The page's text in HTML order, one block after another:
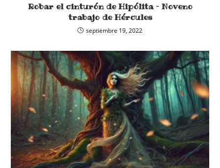
Robar el cinturón de Hipólita – Noveno
trabajo de Hércules
septiembre 19, 2022